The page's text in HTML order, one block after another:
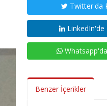
Twitter'da
LinkedIn'de
Benzer İçerikler